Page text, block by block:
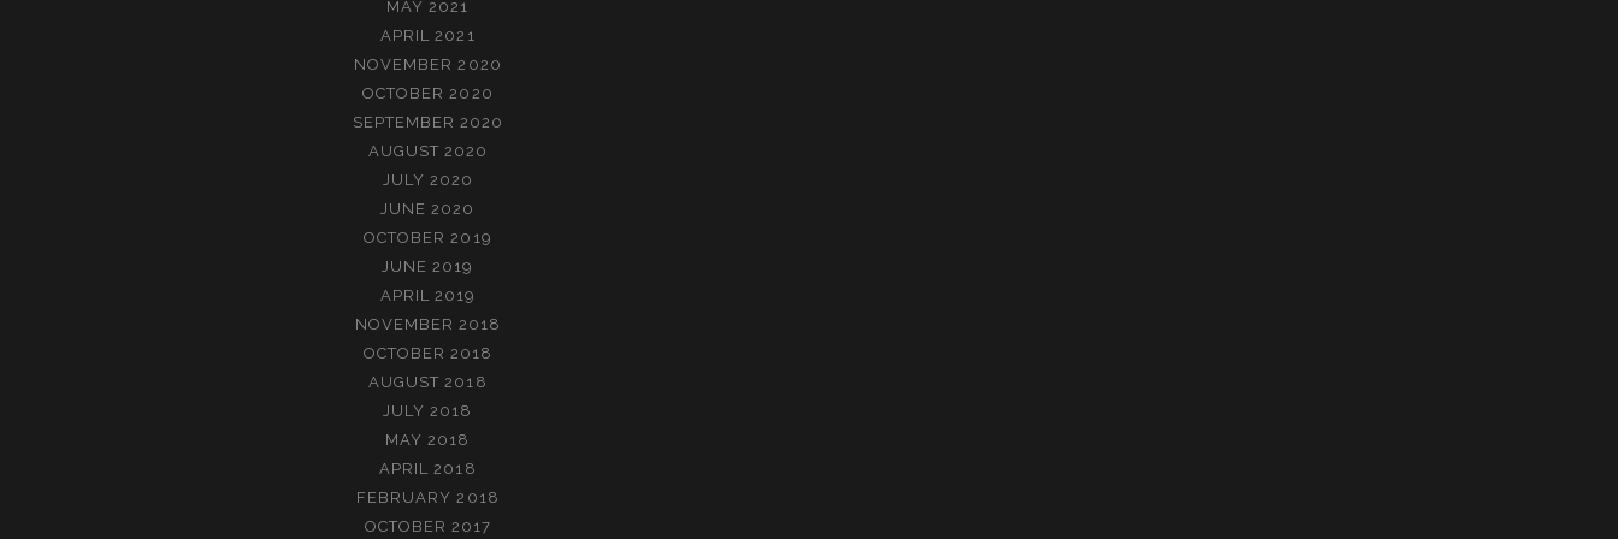
MAY 2021
APRIL 2021
NOVEMBER 2020
OCTOBER 2020
SEPTEMBER 2020
AUGUST 2020
JULY 2020
JUNE 2020
OCTOBER 2019
JUNE 2019
APRIL 2019
NOVEMBER 2018
OCTOBER 2018
AUGUST 2018
JULY 2018
MAY 2018
APRIL 2018
FEBRUARY 2018
OCTOBER 2017